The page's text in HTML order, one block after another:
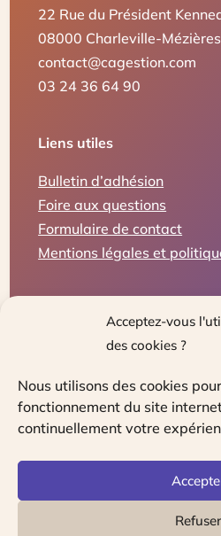
Acceptez-vous
des cookies ?
Nous utilisons des cookies
fonctionnement du site
continuellement votre
Refuser
22 Rue du Président
08000 Charleville-Mézières
contact@cagestion.com
03 24 36 64 90
Liens utiles
Bulletin d’adhésion
Foire aux questions
Formulaire de contact
Mentions légales et